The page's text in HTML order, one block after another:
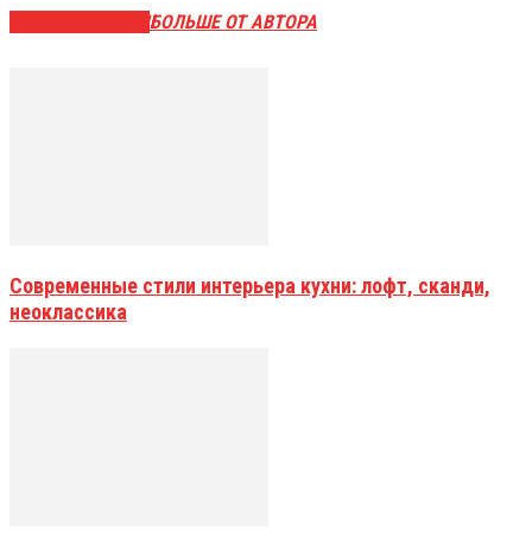
БОЛЬШЕ ОТ АВТОРА
Современные стили интерьера кухни: лофт, сканди,
неоклассика